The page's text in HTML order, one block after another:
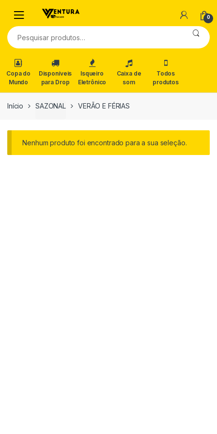
0
Pesquisar
por:
Copa do
Mundo
Disponíveis
para Drop
Isqueiro
Eletrônico
Caixa de
som
Todos
produtos
Início SAZONAL VERÃO E FÉRIAS
Nenhum produto foi encontrado para a sua seleção.